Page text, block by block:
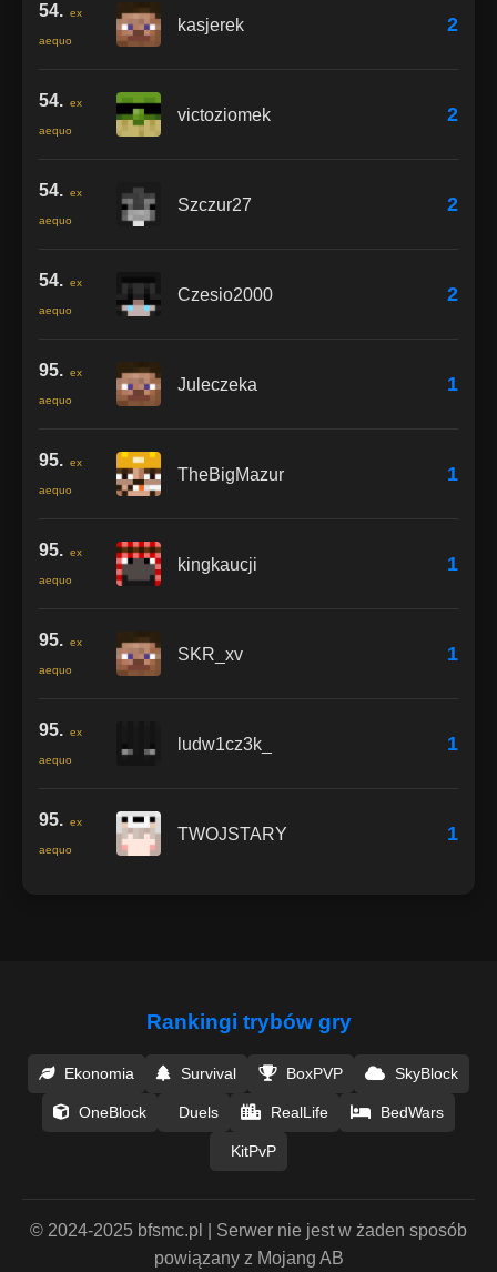
54. ex
aequo
kasjerek 2
54. ex
aequo
victoziomek 2
54. ex
aequo
Szczur27 2
54. ex
aequo
Czesio2000 2
95. ex
aequo
Juleczeka 1
95. ex
aequo
TheBigMazur 1
95. ex
aequo
kingkaucji 1
95. ex
aequo
SKR_xv 1
95. ex
aequo
ludw1cz3k_ 1
95. ex
aequo
TWOJSTARY 1
Rankingi trybów gry
Ekonomia Survival BoxPVP SkyBlock
OneBlock Duels RealLife BedWars
KitPvP
© 2024-2025 bfsmc.pl | Serwer nie jest w żaden sposób
powiązany z Mojang AB